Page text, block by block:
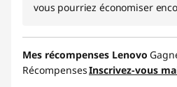
vous pourriez économiser
Mes récompenses Lenovo
RécompensesInscrivez-vous